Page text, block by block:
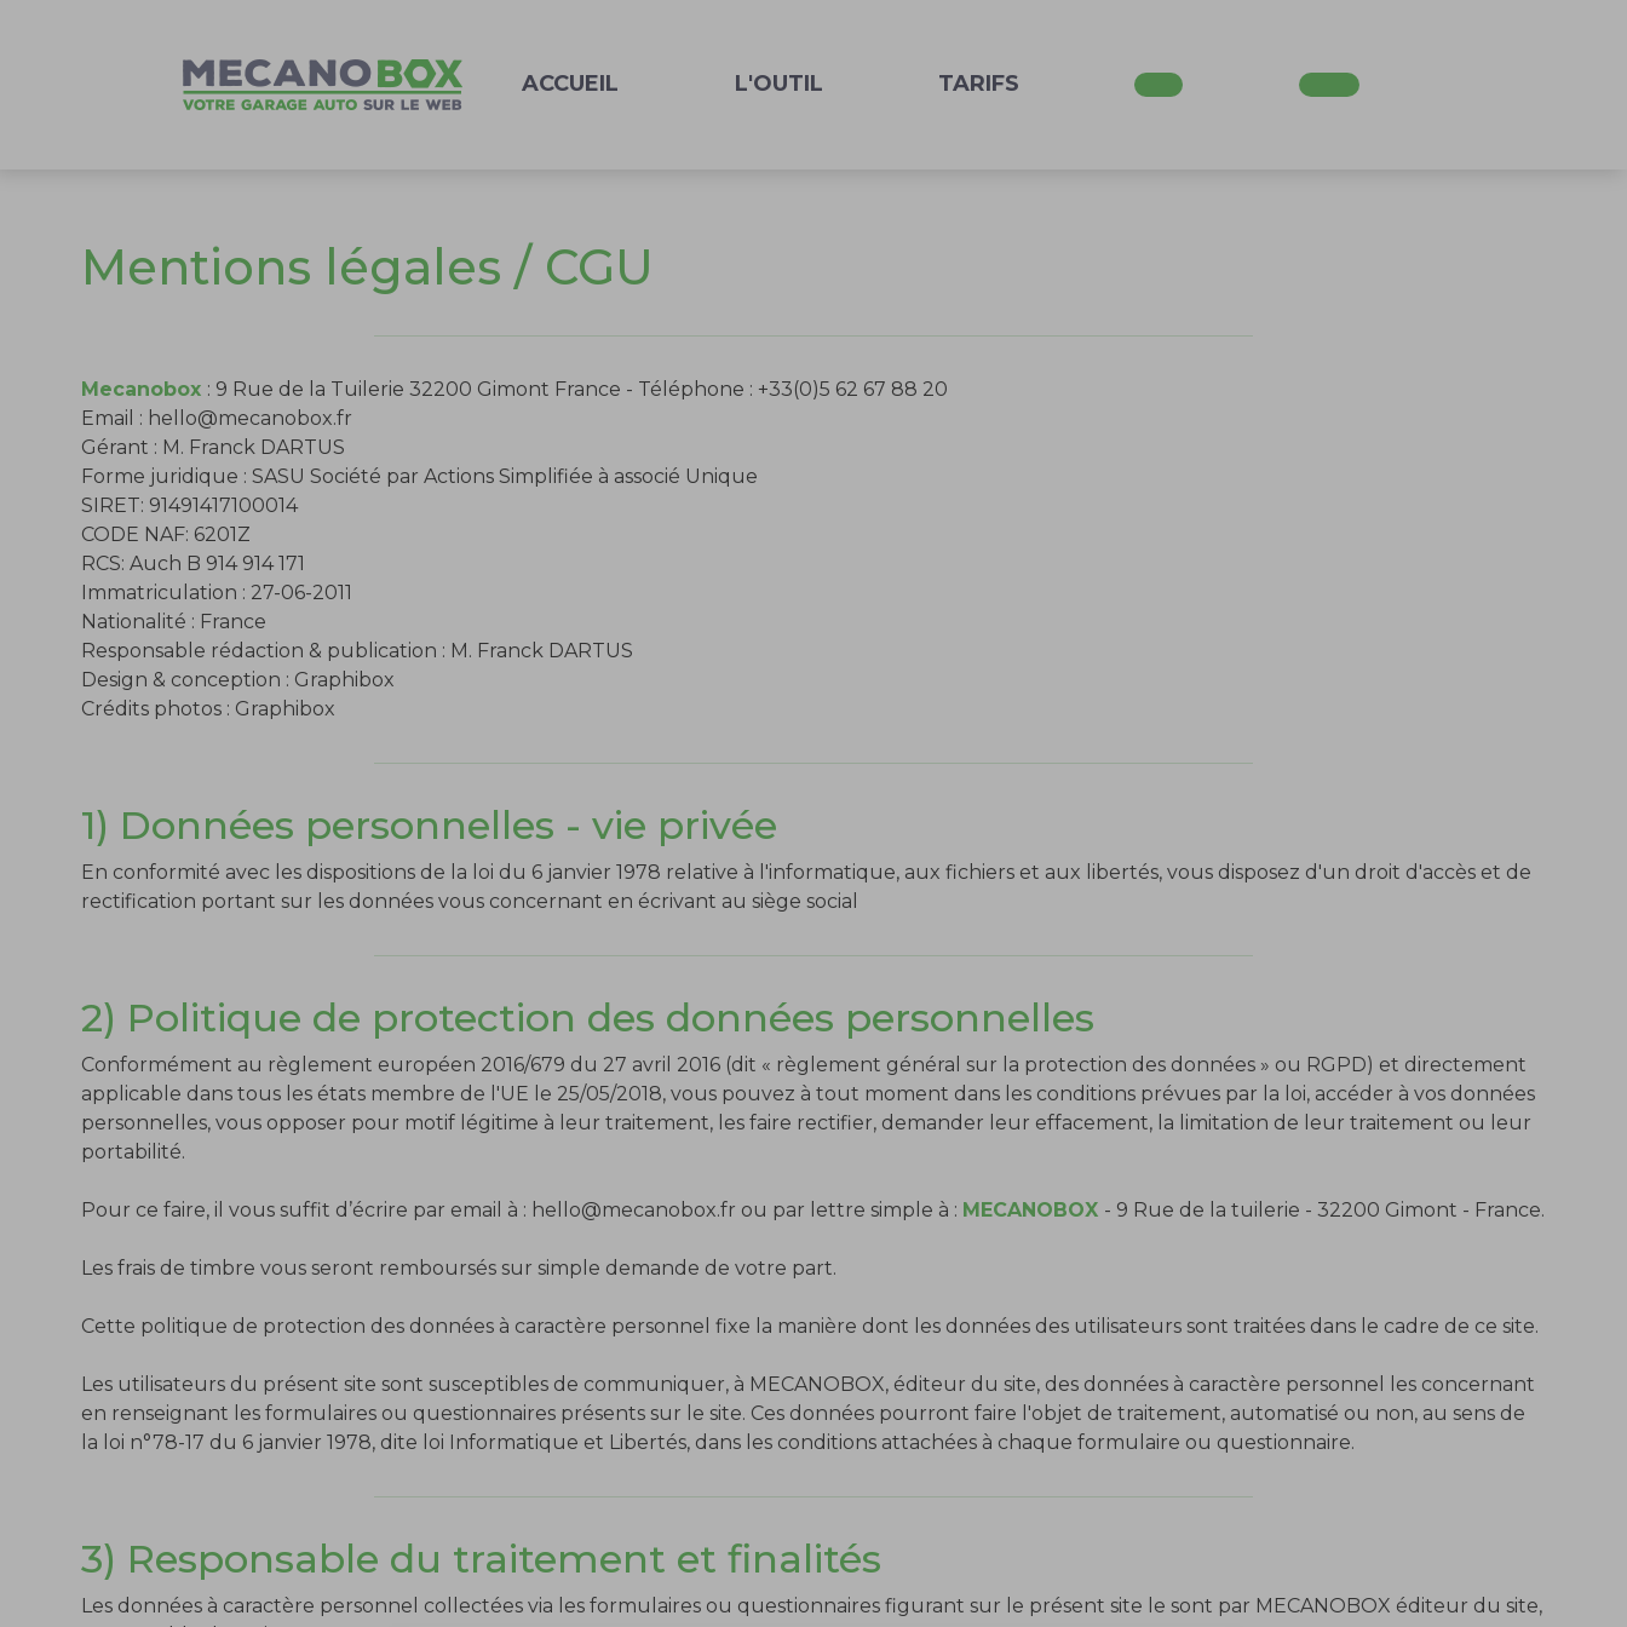
ACCUEIL L'OUTIL TARIFS
Mentions légales / CGU
Mecanobox : 9 Rue de la Tuilerie 32200 Gimont France - Téléphone : +33(0)5 62 67 88 20
Email : hello@mecanobox.fr
Gérant : M. Franck DARTUS
Forme juridique : SASU Société par Actions Simplifiée à associé Unique
SIRET: 91491417100014
CODE NAF: 6201Z
RCS: Auch B 914 914 171
Immatriculation : 27-06-2011
Nationalité : France
Responsable rédaction & publication : M. Franck DARTUS
Design & conception : Graphibox
Crédits photos : Graphibox
1) Données personnelles - vie privée
En conformité avec les dispositions de la loi du 6 janvier 1978 relative à l'informatique, aux fichiers et aux libertés, vous disposez d'un droit d'accès et de
rectification portant sur les données vous concernant en écrivant au siège social
2) Politique de protection des données personnelles
Conformément au règlement européen 2016/679 du 27 avril 2016 (dit « règlement général sur la protection des données » ou RGPD) et directement
applicable dans tous les états membre de l'UE le 25/05/2018, vous pouvez à tout moment dans les conditions prévues par la loi, accéder à vos données
personnelles, vous opposer pour motif légitime à leur traitement, les faire rectifier, demander leur effacement, la limitation de leur traitement ou leur
portabilité.
Pour ce faire, il vous suffit d’écrire par email à : hello@mecanobox.fr ou par lettre simple à : MECANOBOX - 9 Rue de la tuilerie - 32200 Gimont - France.
Les frais de timbre vous seront remboursés sur simple demande de votre part.
Cette politique de protection des données à caractère personnel fixe la manière dont les données des utilisateurs sont traitées dans le cadre de ce site.
Les utilisateurs du présent site sont susceptibles de communiquer, à MECANOBOX, éditeur du site, des données à caractère personnel les concernant
en renseignant les formulaires ou questionnaires présents sur le site. Ces données pourront faire l'objet de traitement, automatisé ou non, au sens de
la loi n°78-17 du 6 janvier 1978, dite loi Informatique et Libertés, dans les conditions attachées à chaque formulaire ou questionnaire.
3) Responsable du traitement et finalités
Les données à caractère personnel collectées via les formulaires ou questionnaires figurant sur le présent site le sont par MECANOBOX éditeur du site,